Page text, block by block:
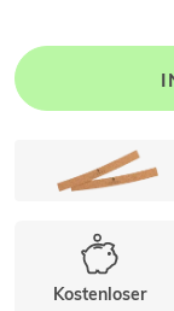
Kostenloser